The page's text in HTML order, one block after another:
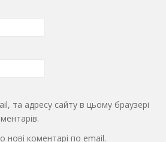
та адресу сайту в цьому браузері
нові коментарі по email.